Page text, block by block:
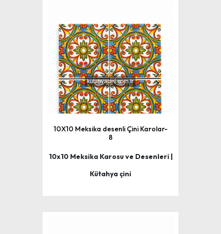
10X10 Meksika desenli Çini Karolar-
8
10x10 Meksika Karosu ve Desenleri |
Kütahya çini